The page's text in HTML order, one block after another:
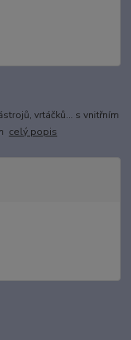
vrtáčků... s vnitřním
celý popis